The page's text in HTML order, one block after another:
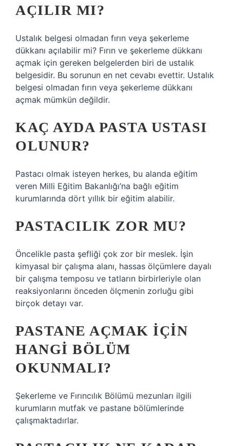
AÇILIR MI?
Ustalık belgesi olmadan fırın veya şekerleme
dükkanı açılabilir mi? Fırın ve şekerleme dükkanı
açmak için gereken belgelerden biri de ustalık
belgesidir. Bu sorunun en net cevabı evettir. Ustalık
belgesi olmadan fırın veya şekerleme dükkanı
açmak mümkün değildir.
KAÇ AYDA PASTA USTASI
OLUNUR?
Pastacı olmak isteyen herkes, bu alanda eğitim
veren Milli Eğitim Bakanlığı’na bağlı eğitim
kurumlarında dört yıllık bir eğitim alabilir.
PASTACILIK ZOR MU?
Öncelikle pasta şefliği çok zor bir meslek. İşin
kimyasal bir çalışma alanı, hassas ölçümlere dayalı
bir çalışma temposu ve tatların birbirleriyle olan
reaksiyonlarını önceden ölçmenin zorluğu gibi
birçok detayı var.
PASTANE AÇMAK IÇIN
HANGI BÖLÜM
OKUNMALI?
Şekerleme ve Fırıncılık Bölümü mezunları ilgili
kurumların mutfak ve pastane bölümlerinde
çalışmaktadırlar.